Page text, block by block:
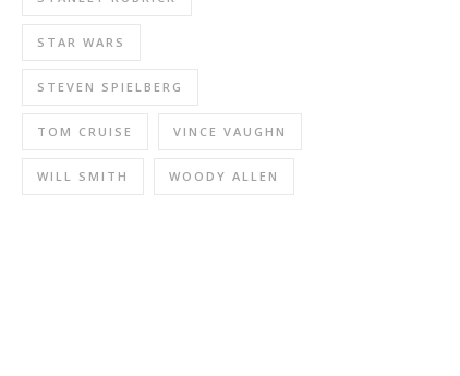
STAR WARS
STEVEN SPIELBERG
TOM CRUISE VINCE VAUGHN
WILL SMITH WOODY ALLEN